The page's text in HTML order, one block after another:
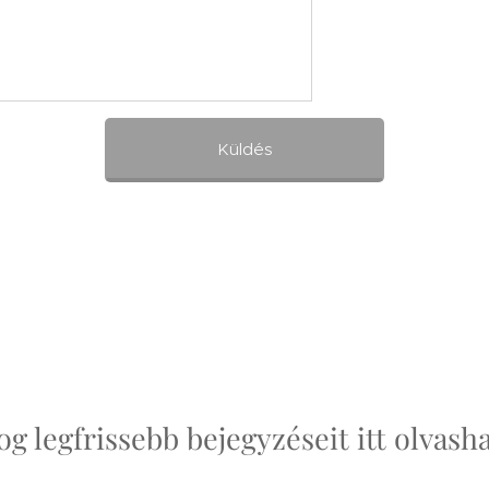
Küldés
legfrissebb bejegyzéseit itt